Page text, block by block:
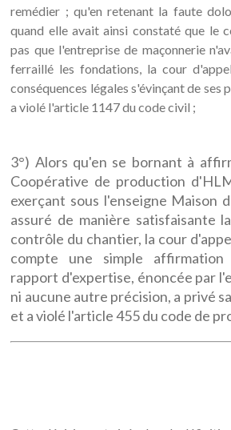
remédier ; qu'en retenant la faute
quand elle avait ainsi constaté que le
pas que l'entreprise de maçonnerie
ferraillé les fondations, la cour
conséquences légales s'évinçant de ses
a violé l'article 1147 du code civil ;
3°) Alors qu'en se bornant à
Coopérative de production
exerçant sous l'enseigne Maison
assuré de manière satisfaisante
contrôle du chantier, la cour
compte une simple
rapport d'expertise, énoncée par
ni aucune autre précision, a privé
et a violé l'article 455 du code de